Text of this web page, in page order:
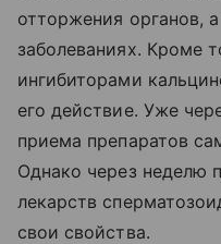
отторжения органов,
заболеваниях. Кроме
ингибиторами
его действие. Уже
приема препаратов
Однако через неделю
лекарств
свои свойства.